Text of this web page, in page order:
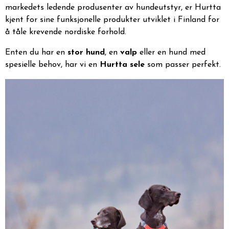
markedets ledende produsenter av hundeutstyr, er Hurtta
kjent for sine funksjonelle produkter utviklet i Finland for
å tåle krevende nordiske forhold.
Enten du har en stor hund , en valp eller en hund med
spesielle behov, har vi en Hurtta sele som passer perfekt.